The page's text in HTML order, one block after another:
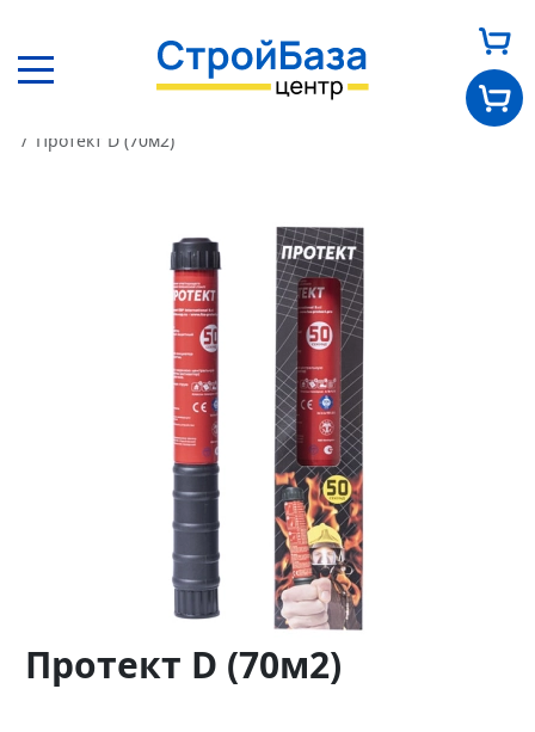
Оплата и доставка
+7 (961) 138-84-27
Протект D (70м2)
Протект D (70м2)